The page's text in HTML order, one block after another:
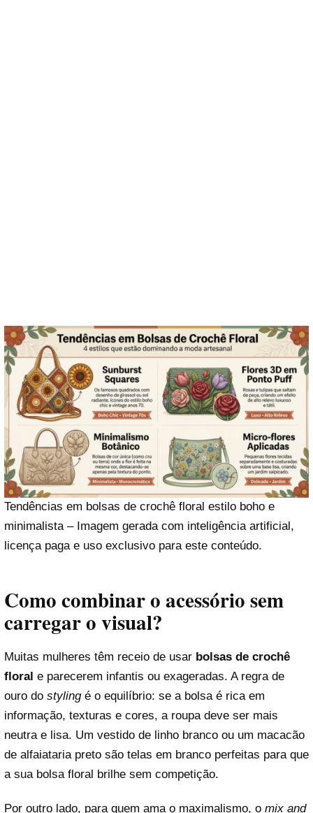
Tendências em bolsas de crochê floral estilo boho e
minimalista – Imagem gerada com inteligência artificial,
licença paga e uso exclusivo para este conteúdo.
Como combinar o acessório sem
carregar o visual?
Muitas mulheres têm receio de usar bolsas de crochê
floral e parecerem infantis ou exageradas. A regra de
ouro do stylingé o equilíbrio: se a bolsa é rica em
informação, texturas e cores, a roupa deve ser mais
neutra e lisa. Um vestido de linho branco ou um macacão
de alfaiataria preto são telas em branco perfeitas para que
a sua bolsa floral brilhe sem competição.
Por outro lado, para quem ama o maximalismo, o mix and